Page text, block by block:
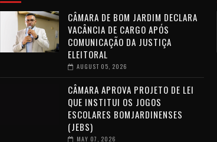
CÂMARA DE BOM JARDIM DECLARA
VACÂNCIA DE CARGO APÓS
COMUNICAÇÃO DA JUSTIÇA
ELEITORAL
AUGUST 05, 2026
CÂMARA APROVA PROJETO DE LEI
QUE INSTITUI OS JOGOS
ESCOLARES BOMJARDINENSES
(JEBS)
MAY 07, 2026